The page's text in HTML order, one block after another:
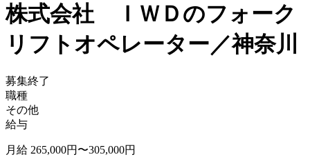
株式会社 ＩＷＤのフォーク
リフトオペレーター／神奈川
募集終了
職種
その他
給与
月給 265,000円〜305,000円